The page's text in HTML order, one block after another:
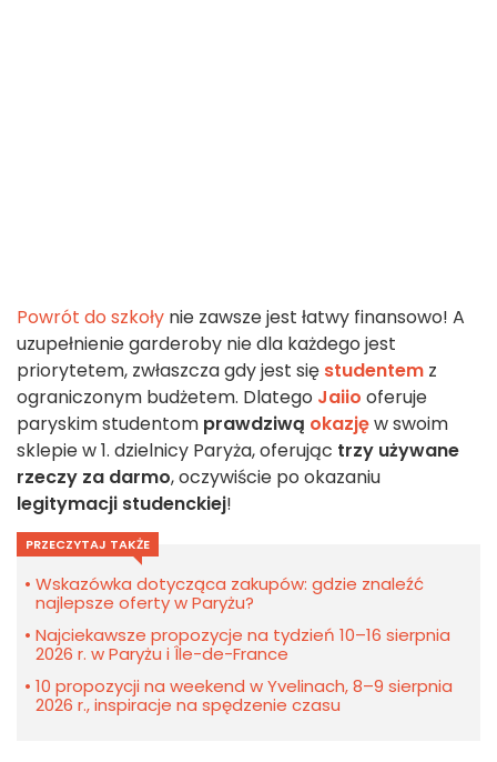
Powrót do szkoły nie zawsze jest łatwy finansowo! A
uzupełnienie garderoby nie dla każdego jest
priorytetem, zwłaszcza gdy jest się studentem z
ograniczonym budżetem. Dlatego Jaiio oferuje
paryskim studentom prawdziwą okazjęw swoim
sklepie w 1. dzielnicy Paryża, oferując trzy używane
rzeczy za darmo, oczywiście po okazaniu
legitymacji studenckiej!
PRZECZYTAJ TAKŻE
Wskazówka dotycząca zakupów: gdzie znaleźć
najlepsze oferty w Paryżu?
Najciekawsze propozycje na tydzień 10–16 sierpnia
2026 r. w Paryżu i Île-de-France
10 propozycji na weekend w Yvelinach, 8–9 sierpnia
2026 r., inspiracje na spędzenie czasu